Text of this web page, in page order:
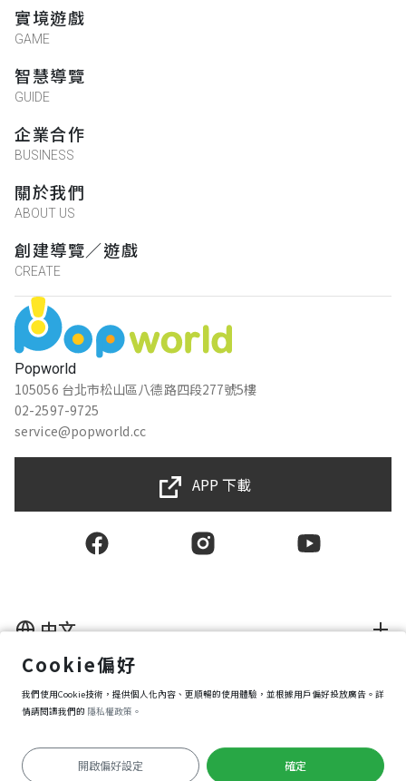
前往APP遊玩
Popworld
105056 台北市松山區八德路四段277號5樓
02-2597-9725
service@popworld.cc
實境遊戲
GAME
智慧導覽
GUIDE
企業合作
BUSINESS
關於我們
ABOUT US
創建導覽／遊戲
CREATE
APP 下載
隱私權保護政策
資訊安全政策
Copyright © 2025 Popworld Inc. All Rights Reserved.
中文
Cookie偏好
我們使用Cookie技術，提供個人化內容、更順暢的使用體驗，並根據用戶偏好投放廣告。詳
情請閱讀我們的 隱私權政策。
開啟偏好設定 確定